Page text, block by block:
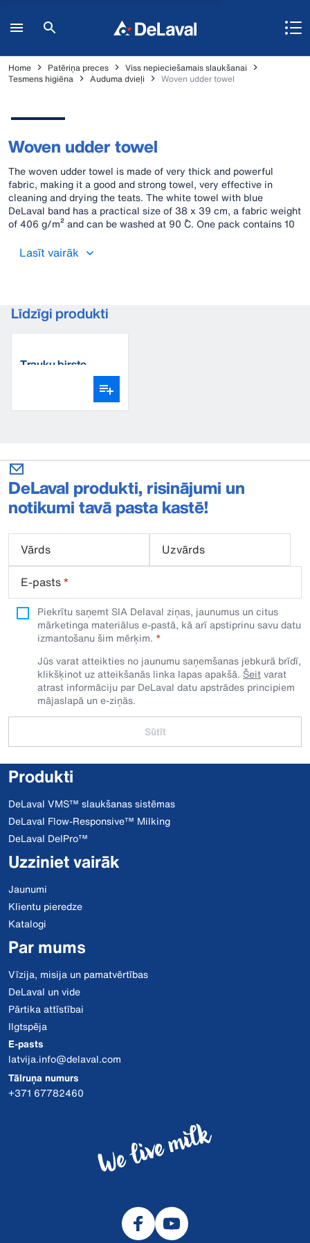
Home Patēriņa preces
Viss nepieciešamais slaukšanai
Tesmens higiēna
Auduma dvieļi Woven udder towel
Woven udder towel
The woven udder towel is made of very thick and powerful
fabric, making it a good and strong towel, very effective in
cleaning and drying the teats. The white towel with blue
DeLaval band has a practical size of 38 x 39 cm, a fabric weight
of 406 g/m² and can be washed at 90 ˚C. One pack contains 10
Lasīt vairāk
Līdzīgi produkti
Trauku birste
DeLaval produkti, risinājumi un
notikumi tavā pasta kastē!
Vārds
Uzvārds
E-pasts*
Piekrītu saņemt SIA Delaval ziņas, jaunumus un citus
mārketinga materiālus e-pastā, kā arī apstiprinu savu datu
izmantošanu šim mērķim.
Jūs varat atteikties no jaunumu saņemšanas jebkurā brīdī,
klikšķinot uz atteikšanās linka lapas apakšā. Šeitvarat
atrast informāciju par DeLaval datu apstrādes principiem
mājaslapā un e-ziņās.
Sūtīt
Produkti
DeLaval VMS™ slaukšanas sistēmas
DeLaval Flow-Responsive™ Milking
DeLaval DelPro™
Uzziniet vairāk
Jaunumi
Klientu pieredze
Katalogi
Par mums
Vīzija, misija un pamatvērtības
DeLaval un vide
Pārtika attīstībai
Ilgtspēja
E-pasts
latvija.info@delaval.com
Tālruņa numurs
+371 67782460